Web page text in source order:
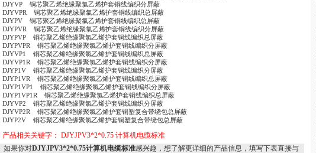
DJYVP 铜芯聚乙烯绝缘聚氯乙烯护套铜线编织分屏蔽
DJYVPR 铜芯聚乙烯绝缘聚氯乙烯护套铜线编织总屏蔽
DJYPV 铜芯聚乙烯绝缘聚氯乙烯护套铜线编织总屏蔽
DJYPVR 铜芯聚乙烯绝缘聚氯乙烯护套铜线编织分屏蔽
DJYPVP 铜芯聚乙烯绝缘聚氯乙烯护套铜线编织总屏蔽
DJYPVPR 铜芯聚乙烯绝缘聚氯乙烯护套铜线编织分屏蔽
DJYVP1 铜芯聚乙烯绝缘聚氯乙烯护套铜线编织总屏蔽
DJYVP1R 铜芯聚乙烯绝缘聚氯乙烯护套铜线编织分屏蔽
DJYP1V 铜芯聚乙烯绝缘聚氯乙烯护套铜线编织分屏蔽
DJYP1VR 铜芯聚乙烯绝缘聚氯乙烯护套铜线编织总屏蔽
DJYP1VP1 铜芯聚乙烯绝缘聚氯乙烯护套铜线编织分屏蔽
DJYP1VP1R 铜芯聚乙烯绝缘聚氯乙烯护套铜线编织总屏蔽
DJYVP2 铜芯聚乙烯绝缘聚氯乙烯护套铜线编织分屏蔽
DJYVP2R 铜芯聚乙烯绝缘聚氯乙烯护套铜塑复合带绕包总屏蔽
DJYP2V 铜芯聚乙烯绝缘聚氯乙烯护套铜塑复合带绕包总屏蔽
产品相关关键字： DJYJPV3*2*0.75 计算机电缆标准
如果你对DJYJPV3*2*0.75计算机电缆标准感兴趣，想了解更详细的产品信息，填写下表直接与